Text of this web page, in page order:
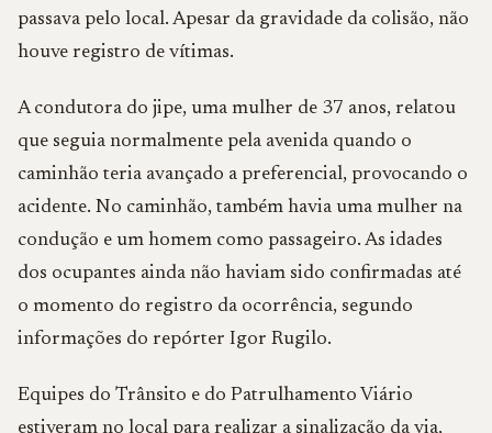
passava pelo local. Apesar da gravidade da colisão, não
houve registro de vítimas.
A condutora do jipe, uma mulher de 37 anos, relatou
que seguia normalmente pela avenida quando o
caminhão teria avançado a preferencial, provocando o
acidente. No caminhão, também havia uma mulher na
condução e um homem como passageiro. As idades
dos ocupantes ainda não haviam sido confirmadas até
o momento do registro da ocorrência, segundo
informações do repórter Igor Rugilo.
Equipes do Trânsito e do Patrulhamento Viário
estiveram no local para realizar a sinalização da via,